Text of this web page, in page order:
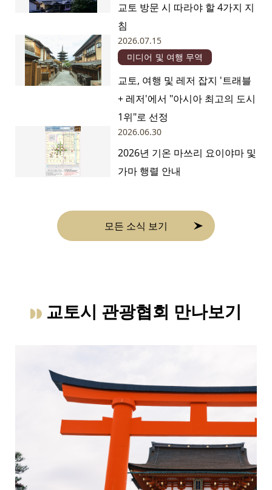
교토 방문 시 따라야 할 4가지 지
침
2026.07.15
미디어 및 여행 무역
교토, 여행 및 레저 잡지 '트래블
+ 레저'에서 "아시아 최고의 도시
1위"로 선정
2026.06.30
2026년 기온 마쓰리 요이야마 및
가마 행렬 안내
모든 소식 보기
교토시 관광협회 만나보기